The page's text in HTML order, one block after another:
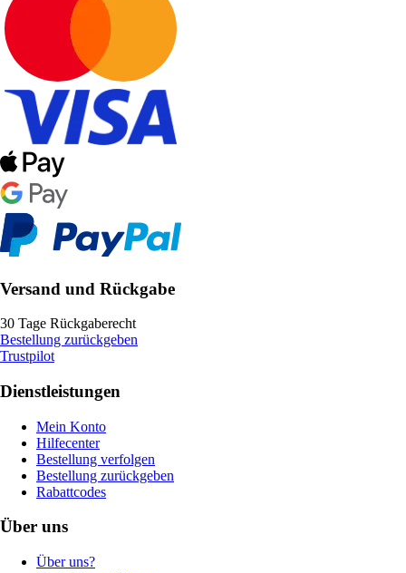
Versand und Rückgabe
30 Tage Rückgaberecht
Bestellung zurückgeben
Trustpilot
Dienstleistungen
Mein Konto
Hilfecenter
Bestellung verfolgen
Bestellung zurückgeben
Rabattcodes
Über uns
Über uns?